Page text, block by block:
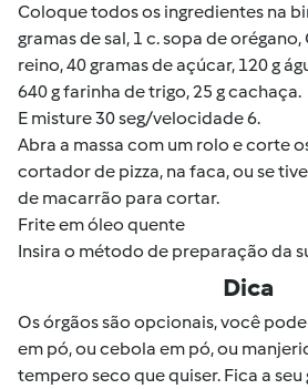
Coloque todos os ingredientes na
gramas de sal, 1 c. sopa de
reino, 40 gramas de açúcar, 120 g
640 g farinha de trigo, 25 g cachaça.
E misture 30 seg/velocidade 6.
Abra a massa com um rolo e corte
cortador de pizza, na faca, ou se
de macarrão para cortar.
Frite em óleo quente
Insira o método de preparação da
Dica
Os órgãos são opcionais, você
em pó, ou cebola em pó, ou
tempero seco que quiser. Fica a seu